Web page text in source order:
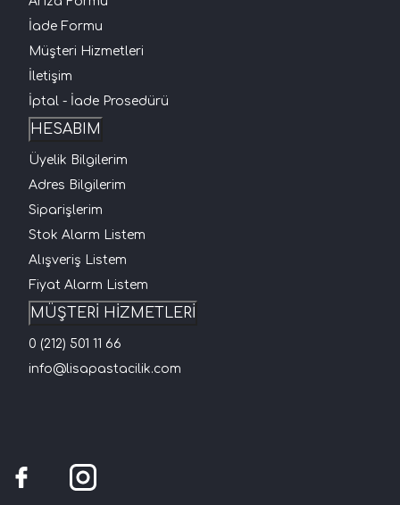
İade Formu
Müşteri Hizmetleri
İletişim
İptal - İade Prosedürü
HESABIM
Üyelik Bilgilerim
Adres Bilgilerim
Siparişlerim
Stok Alarm Listem
Alışveriş Listem
Fiyat Alarm Listem
MÜŞTERİ HİZMETLERİ
0 (212) 501 11 66
info@lisapastacilik.com